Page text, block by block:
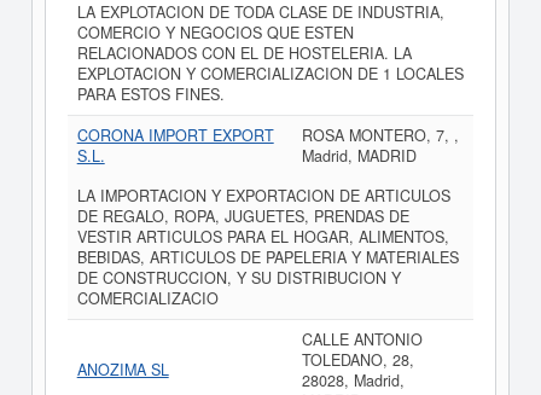
LA EXPLOTACION DE TODA CLASE DE INDUSTRIA,
COMERCIO Y NEGOCIOS QUE ESTEN
RELACIONADOS CON EL DE HOSTELERIA. LA
EXPLOTACION Y COMERCIALIZACION DE 1 LOCALES
PARA ESTOS FINES.
CORONA IMPORT EXPORT
S.L.
ROSA MONTERO, 7, ,
Madrid, MADRID
LA IMPORTACION Y EXPORTACION DE ARTICULOS
DE REGALO, ROPA, JUGUETES, PRENDAS DE
VESTIR ARTICULOS PARA EL HOGAR, ALIMENTOS,
BEBIDAS, ARTICULOS DE PAPELERIA Y MATERIALES
DE CONSTRUCCION, Y SU DISTRIBUCION Y
COMERCIALIZACIO
ANOZIMA SL
CALLE ANTONIO
TOLEDANO, 28,
28028, Madrid,